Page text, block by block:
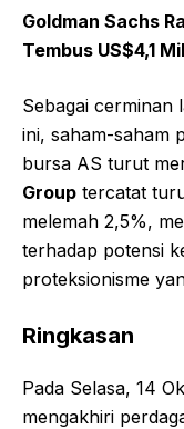
Goldman Sachs
Tembus US$4,1
Sebagai cerminan
ini, saham-saham
bursa AS turut
Group tercatat
melemah 2,5%,
terhadap potensi
proteksionisme
Ringkasan
Pada Selasa, 14
mengakhiri